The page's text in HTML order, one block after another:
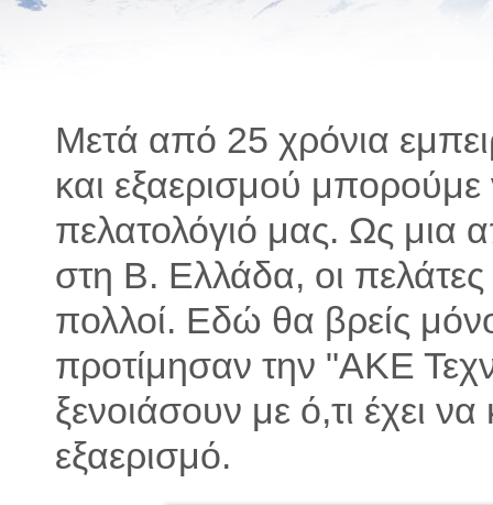
Μετά από 25 χρόνια
και εξαερισμού
πελατολόγιό μας. Ως μια
στη Β. Ελλάδα, οι
πολλοί. Εδώ θα βρείς
προτίμησαν την "ΑΚΕ
ξενοιάσουν με ό,τι έχει
εξαερισμό.